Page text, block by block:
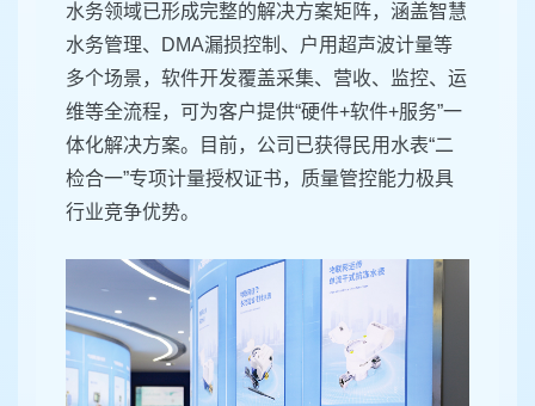
水务领域已形成完整的解决方案矩阵，涵盖智慧
水务管理、DMA漏损控制、户用超声波计量等
多个场景，软件开发覆盖采集、营收、监控、运
维等全流程，可为客户提供“硬件+软件+服务”一
体化解决方案。目前，公司已获得民用水表“二
检合一”专项计量授权证书，质量管控能力极具
行业竞争优势。